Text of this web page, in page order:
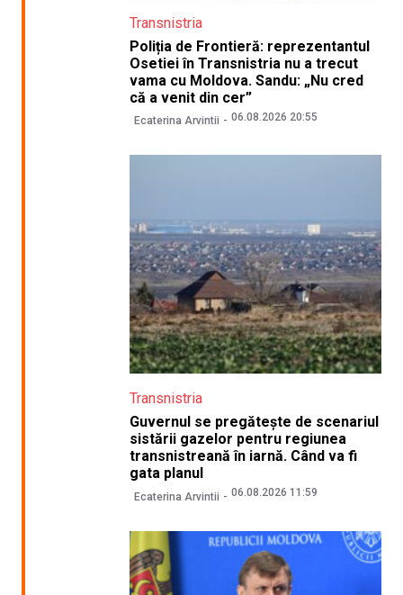
Transnistria
Poliția de Frontieră: reprezentantul
Osetiei în Transnistria nu a trecut
vama cu Moldova. Sandu: „Nu cred
că a venit din cer”
Ecaterina Arvintii 06.08.2026 20:55
Transnistria
Guvernul se pregătește de scenariul
sistării gazelor pentru regiunea
transnistreană în iarnă. Când va fi
gata planul
Ecaterina Arvintii 06.08.2026 11:59